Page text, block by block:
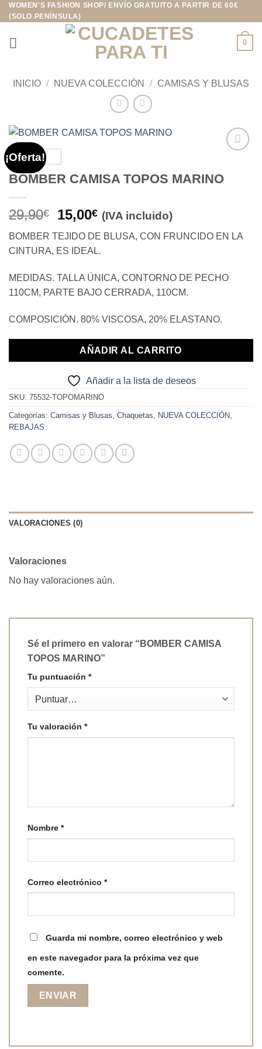
Saltar
al
contenido
WOMEN'S FASHION SHOP/ ENVÍO GRATUITO A PARTIR DE 60€
(SOLO PENÍNSULA)
0
INICIO / NUEVA COLECCIÓN / CAMISAS Y BLUSAS
¡Oferta!
lista de
BOMBER CAMISA TOPOS MARINO
29,90€
El
original
era:
29,90€.
15,00€El
actual
es:
15,00€.
(IVA incluido)
BOMBER TEJIDO DE BLUSA, CON FRUNCIDO EN LA
CINTURA, ES IDEAL.
MEDIDAS. TALLA ÚNICA, CONTORNO DE PECHO
110CM, PARTE BAJO CERRADA, 110CM.
COMPOSICIÓN. 80% VISCOSA, 20% ELASTANO.
AÑADIR AL CARRITO
Añadir a la lista de deseos
SKU: 75532-TOPOMARINO
Categorías: Camisas y Blusas, Chaquetas, NUEVA COLECCIÓN,
REBAJAS
VALORACIONES (0)
Valoraciones
No hay valoraciones aún.
Sé el primero en valorar “BOMBER CAMISA
TOPOS MARINO”
Tu puntuación *
Tu valoración *
Nombre *
Correo electrónico *
Guarda mi nombre, correo electrónico y web
en este navegador para la próxima vez que
comente.